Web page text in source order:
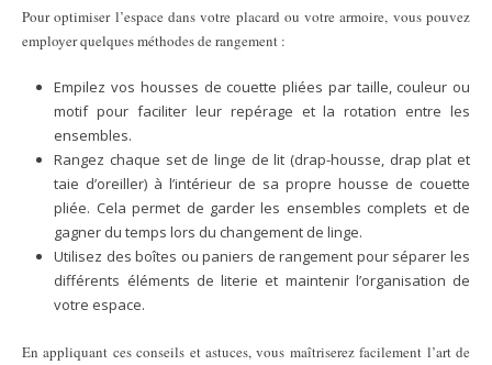
Pour optimiser l’espace dans votre placard ou votre armoire, vous pouvez
employer quelques méthodes de rangement :
Empilez vos housses de couette pliées par taille, couleur ou
motif pour faciliter leur repérage et la rotation entre les
ensembles.
Rangez chaque set de linge de lit (drap-housse, drap plat et
taie d’oreiller) à l’intérieur de sa propre housse de couette
pliée. Cela permet de garder les ensembles complets et de
gagner du temps lors du changement de linge.
Utilisez des boîtes ou paniers de rangement pour séparer les
différents éléments de literie et maintenir l’organisation de
votre espace.
En appliquant ces conseils et astuces, vous maîtriserez facilement l’art de